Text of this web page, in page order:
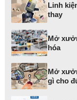
Linh
thay
Mở
hóa
Mở
gì cho